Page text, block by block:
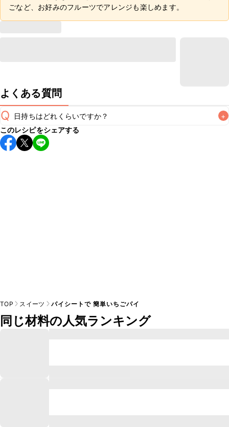
ごなど、お好みのフルーツでアレンジも楽しめます。
よくある質問
Q 日持ちはどれくらいですか？ +
保存期間は冷蔵で当日中が目安です。なるべくお早めにお召
し上がりください。
このレシピをシェアする
TOP スイーツ パイシートで 簡単いちごパイ
同じ材料の人気ランキング